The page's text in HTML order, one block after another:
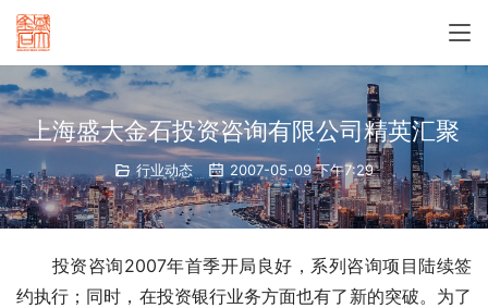
上海盛大金石投资咨询有限公司精英汇聚
行业动态 2007-05-09 下午7:29
投资咨询2007年首季开局良好，系列咨询项目陆续签
约执行；同时，在投资银行业务方面也有了新的突破。为了